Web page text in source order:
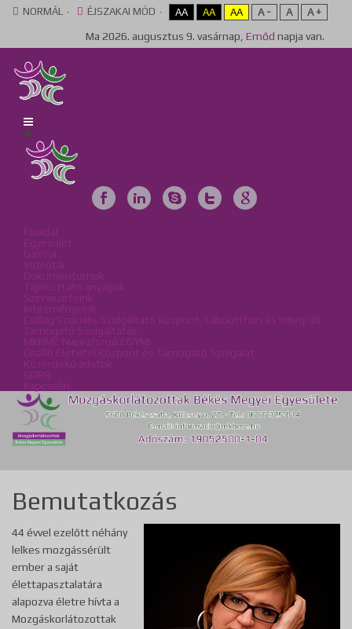
NORMÁL ÉJSZAKAI MÓD AA AA AA A - A A +
Ma 2026. augusztus 9. vasárnap, Emőd napja van.
Főoldal
Egyesület
Galéria
Videótár
Dokumentumok
Tájékoztató anyagok
Szervezeteink
Intézményeink
Csillag Szociális Szolgáltató Központ, Lakóotthon és Integrált
Támogató Szolgáltatás
MKBME Napraforgó EGYMI
Önálló Életvitel Központ és Támogató Szolgálat
Közérdekű adatok
GDPR
Kapcsolat
Bemutatkozás
44 évvel ezelőtt néhány
lelkes mozgássérült
ember a saját
élettapasztalatára
alapozva életre hívta a
Mozgáskorlátozottak